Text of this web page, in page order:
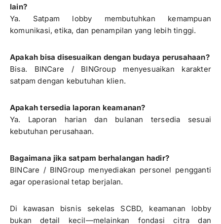
lain?
Ya. Satpam lobby membutuhkan kemampuan
komunikasi, etika, dan penampilan yang lebih tinggi.
Apakah bisa disesuaikan dengan budaya perusahaan?
Bisa. BINCare / BINGroup menyesuaikan karakter
satpam dengan kebutuhan klien.
Apakah tersedia laporan keamanan?
Ya. Laporan harian dan bulanan tersedia sesuai
kebutuhan perusahaan.
Bagaimana jika satpam berhalangan hadir?
BINCare / BINGroup menyediakan personel pengganti
agar operasional tetap berjalan.
Di kawasan bisnis sekelas SCBD, keamanan lobby
bukan detail kecil—melainkan fondasi citra dan